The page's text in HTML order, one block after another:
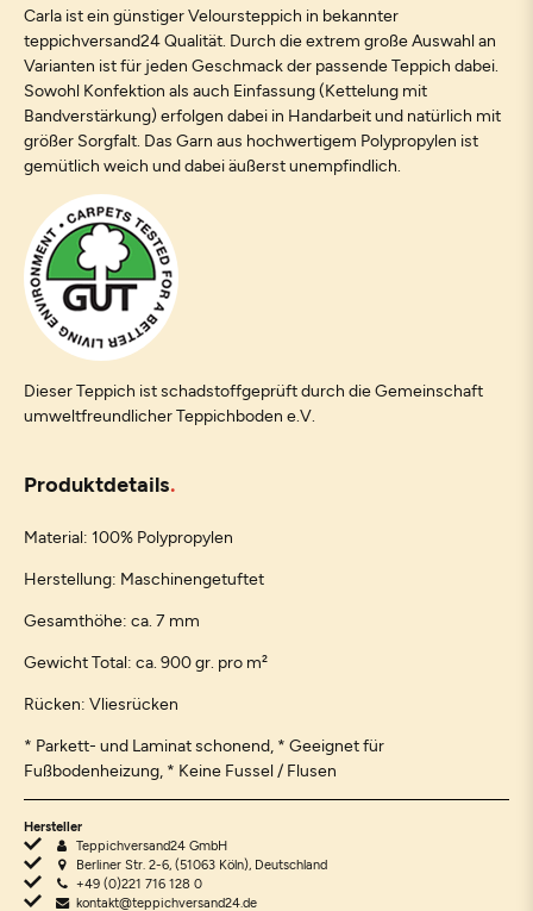
Carla ist ein günstiger Veloursteppich in bekannter
teppichversand24 Qualität. Durch die extrem große Auswahl an
Varianten ist für jeden Geschmack der passende Teppich dabei.
Sowohl Konfektion als auch Einfassung (Kettelung mit
Bandverstärkung) erfolgen dabei in Handarbeit und natürlich mit
größer Sorgfalt. Das Garn aus hochwertigem Polypropylen ist
gemütlich weich und dabei äußerst unempfindlich.
Dieser Teppich ist schadstoffgeprüft durch die Gemeinschaft
umweltfreundlicher Teppichboden e.V.
Produktdetails
Material: 100% Polypropylen
Herstellung: Maschinengetuftet
Gesamthöhe: ca. 7 mm
Gewicht Total: ca. 900 gr. pro m²
Rücken: Vliesrücken
* Parkett- und Laminat schonend, * Geeignet für
Fußbodenheizung, * Keine Fussel / Flusen
Hersteller
Teppichversand24 GmbH
Berliner Str. 2-6, (51063 Köln), Deutschland
+49 (0)221 716 128 0
kontakt@teppichversand24.de